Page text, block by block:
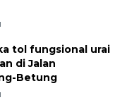
tol fungsional urai
di Jalan
Betung